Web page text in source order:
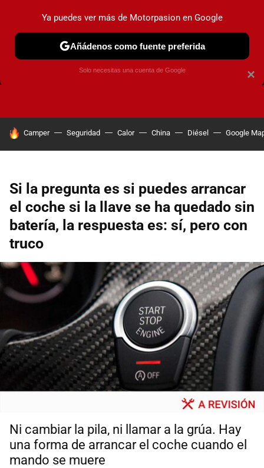
CAMBIO DE ACEITE AIRE ACONDICIONADO
HOY SE HABLA DE
Camper Seguridad Calor China Diésel Google
Si la pregunta es si puedes arrancar
el coche si la llave se ha quedado sin
batería, la respuesta es: sí, pero con
truco
Ni cambiar la pila, ni llamar a la grúa. Hay
una forma de arrancar el coche cuando el
mando se muere
×
Ya puedes ver más de Motorpasion en Google
Añádenos como fuente preferida
Solo necesitas una cuenta de Google